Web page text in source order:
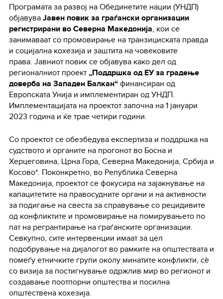
Програмата за развој на Обединетите нации (УНДП)
објавуваЈавен повик за граѓански организации
регистрирани во Северна Македонија, кои се
занимаваат со промовирање на транзициската правда
и социјална кохезија и заштита на човековите
права. Јавниот повик се објавува како дел од
регионалниот проект„Поддршка од ЕУ за градење
доверба на Западен Балкан“финансиран од
Европската Унија и имплементиран од УНДП.
Имплементацијата на проектот започна на 1 јануари
2023 година и ќе трае четири години.
Со проектот се обезбедува експертиза и поддршка на
судството и органите на прогонот во Босна и
Херцеговина, Црна Гора, Северна Македонија, Србија и
Косово*. Поконкретно, во Република Северна
Македонија, проектот се фокусира на зајакнување на
капацитетите на правосудните органи и на активности
за подигање на свеста за справување со рецидивите
од конфликтите и промовирање на помирувањето по
пат на регрантирање на граѓанските организации.
Севкупно, сите интервенции имаат за цел
подобрување на дијалогот во рамките на општествата и
помеѓу етничките групи околу минатите конфликти, сѐ
со визија за постигнување одржлив мир во регионот и
создавање поотпорни општества и посилна
општествена кохезија.